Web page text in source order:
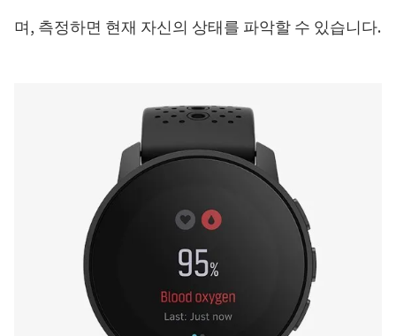
며, 측정하면 현재 자신의 상태를 파악할 수 있습니다.